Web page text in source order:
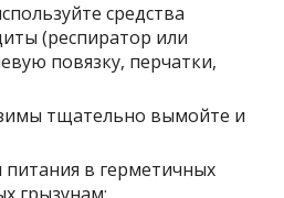
средства
(респиратор или
повязку, перчатки,
тщательно вымойте и
в герметичных